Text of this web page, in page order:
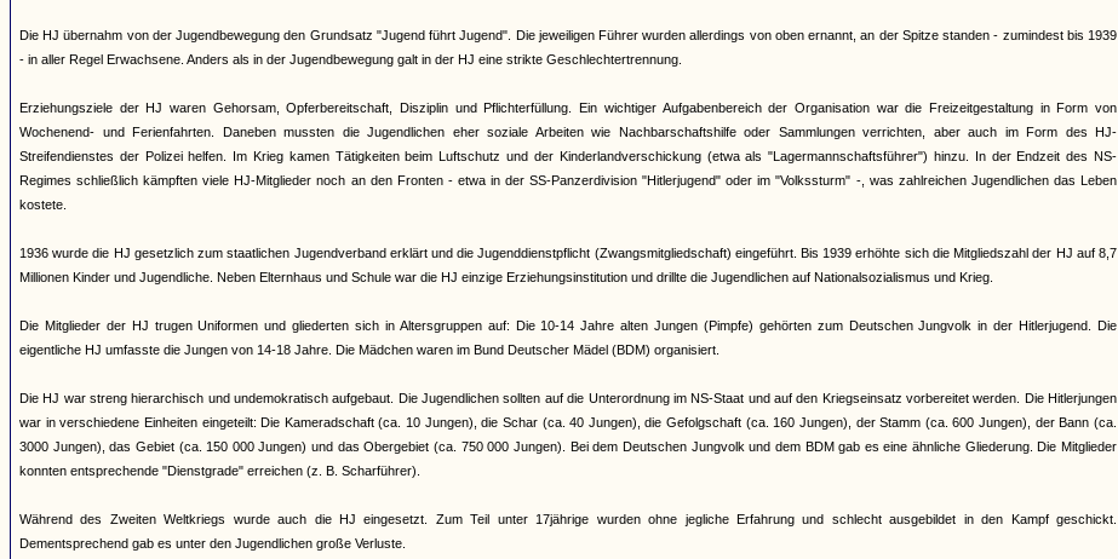
Die HJ übernahm von der Jugendbewegung den Grundsatz "Jugend führt Jugend". Die jeweiligen Führer wurden allerdings von oben ernannt, an der Spitze standen - zumindest bis 1939
- in aller Regel Erwachsene. Anders als in der Jugendbewegung galt in der HJ eine strikte Geschlechtertrennung.
Erziehungsziele der HJ waren Gehorsam, Opferbereitschaft, Disziplin und Pflichterfüllung. Ein wichtiger Aufgabenbereich der Organisation war die Freizeitgestaltung in Form von
Wochenend- und Ferienfahrten. Daneben mussten die Jugendlichen eher soziale Arbeiten wie Nachbarschaftshilfe oder Sammlungen verrichten, aber auch im Form des HJ-
Streifendienstes der Polizei helfen. Im Krieg kamen Tätigkeiten beim Luftschutz und der Kinderlandverschickung (etwa als "Lagermannschaftsführer") hinzu. In der Endzeit des NS-
Regimes schließlich kämpften viele HJ-Mitglieder noch an den Fronten - etwa in der SS-Panzerdivision "Hitlerjugend" oder im "Volkssturm" -, was zahlreichen Jugendlichen das Leben
kostete.
1936 wurde die HJ gesetzlich zum staatlichen Jugendverband erklärt und die Jugenddienstpflicht (Zwangsmitgliedschaft) eingeführt. Bis 1939 erhöhte sich die Mitgliedszahl der HJ auf 8,7
Millionen Kinder und Jugendliche. Neben Elternhaus und Schule war die HJ einzige Erziehungsinstitution und drillte die Jugendlichen auf Nationalsozialismus und Krieg.
Die Mitglieder der HJ trugen Uniformen und gliederten sich in Altersgruppen auf: Die 10-14 Jahre alten Jungen (Pimpfe) gehörten zum Deutschen Jungvolk in der Hitlerjugend. Die
eigentliche HJ umfasste die Jungen von 14-18 Jahre. Die Mädchen waren im Bund Deutscher Mädel (BDM) organisiert.
Die HJ war streng hierarchisch und undemokratisch aufgebaut. Die Jugendlichen sollten auf die Unterordnung im NS-Staat und auf den Kriegseinsatz vorbereitet werden. Die Hitlerjungen
war in verschiedene Einheiten eingeteilt: Die Kameradschaft (ca. 10 Jungen), die Schar (ca. 40 Jungen), die Gefolgschaft (ca. 160 Jungen), der Stamm (ca. 600 Jungen), der Bann (ca.
3000 Jungen), das Gebiet (ca. 150 000 Jungen) und das Obergebiet (ca. 750 000 Jungen). Bei dem Deutschen Jungvolk und dem BDM gab es eine ähnliche Gliederung. Die Mitglieder
konnten entsprechende "Dienstgrade" erreichen (z. B. Scharführer).
Während des Zweiten Weltkriegs wurde auch die HJ eingesetzt. Zum Teil unter 17jährige wurden ohne jegliche Erfahrung und schlecht ausgebildet in den Kampf geschickt.
Dementsprechend gab es unter den Jugendlichen große Verluste.